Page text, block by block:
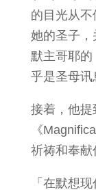
的目光从
她的圣子，
默主哥耶的
乎是圣母讯
接着，他提
《
祈祷和奉献
「在默想